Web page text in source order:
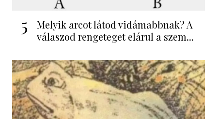
5
Melyik arcot látod vidámabbnak? A
válaszod rengeteget elárul a szem...